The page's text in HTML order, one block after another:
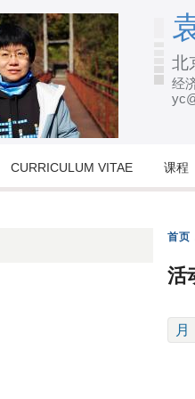
北
经
CURRICULUM VITAE 课程
首页
活
月